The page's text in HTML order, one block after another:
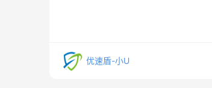
优速盾-小U